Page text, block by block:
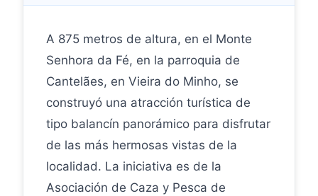
A 875 metros de altura, en el Monte
Senhora da Fé, en la parroquia de
Cantelães, en Vieira do Minho, se
construyó una atracción turística de
tipo balancín panorámico para disfrutar
de las más hermosas vistas de la
localidad. La iniciativa es de la
Asociación de Caza y Pesca de